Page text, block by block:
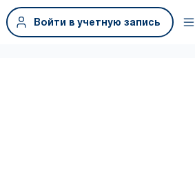
Войти в учетную запись